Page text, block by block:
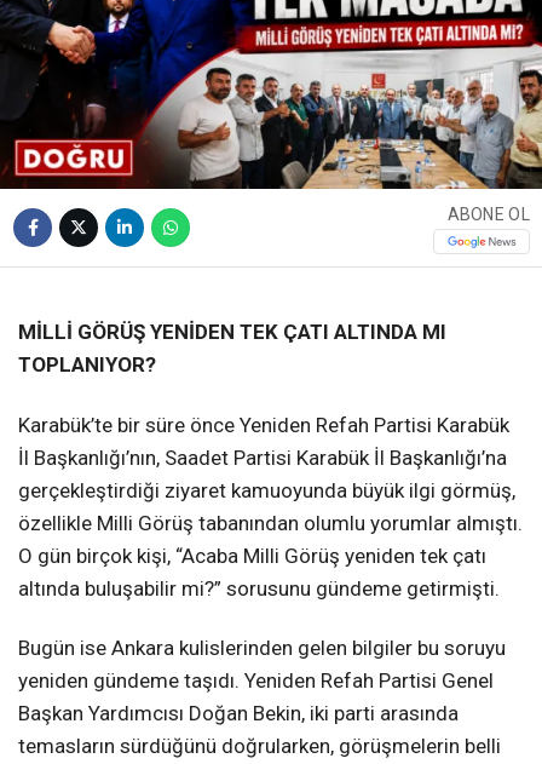
ABONE OL
MİLLİ GÖRÜŞ YENİDEN TEK ÇATI ALTINDA MI
TOPLANIYOR?
Karabük’te bir süre önce Yeniden Refah Partisi Karabük
İl Başkanlığı’nın, Saadet Partisi Karabük İl Başkanlığı’na
gerçekleştirdiği ziyaret kamuoyunda büyük ilgi görmüş,
özellikle Milli Görüş tabanından olumlu yorumlar almıştı.
O gün birçok kişi, “Acaba Milli Görüş yeniden tek çatı
altında buluşabilir mi?” sorusunu gündeme getirmişti.
Bugün ise Ankara kulislerinden gelen bilgiler bu soruyu
yeniden gündeme taşıdı. Yeniden Refah Partisi Genel
Başkan Yardımcısı Doğan Bekin, iki parti arasında
temasların sürdüğünü doğrularken, görüşmelerin belli